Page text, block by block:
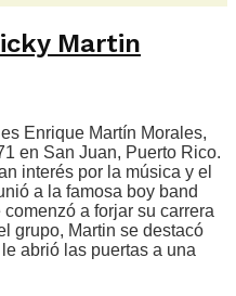
Martin
Enrique Martín Morales,
en San Juan, Puerto Rico.
interés por la música y el
a la famosa boy band
comenzó a forjar su carrera
grupo, Martin se destacó
abrió las puertas a una